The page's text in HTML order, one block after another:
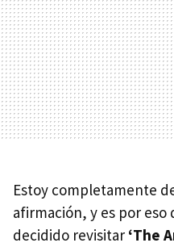
Estoy completamente
afirmación, y es por eso
decidido revisitar ‘The